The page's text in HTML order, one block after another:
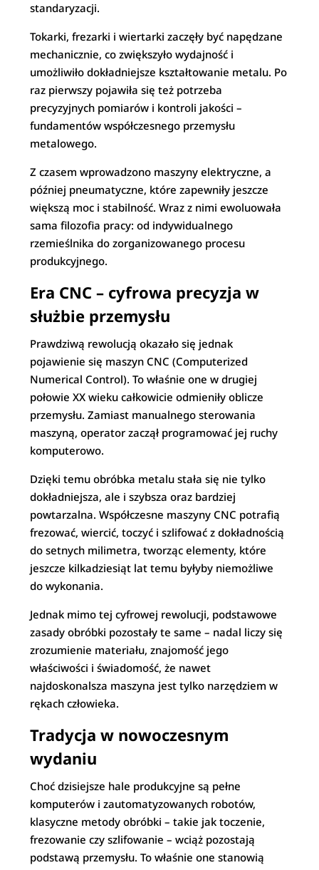
standaryzacji.
Tokarki, frezarki i wiertarki zaczęły być napędzane
mechanicznie, co zwiększyło wydajność i
umożliwiło dokładniejsze kształtowanie metalu. Po
raz pierwszy pojawiła się też potrzeba
precyzyjnych pomiarów i kontroli jakości –
fundamentów współczesnego przemysłu
metalowego.
Z czasem wprowadzono maszyny elektryczne, a
później pneumatyczne, które zapewniły jeszcze
większą moc i stabilność. Wraz z nimi ewoluowała
sama filozofia pracy: od indywidualnego
rzemieślnika do zorganizowanego procesu
produkcyjnego.
Era CNC – cyfrowa precyzja w
służbie przemysłu
Prawdziwą rewolucją okazało się jednak
pojawienie się maszyn CNC (Computerized
Numerical Control). To właśnie one w drugiej
połowie XX wieku całkowicie odmieniły oblicze
przemysłu. Zamiast manualnego sterowania
maszyną, operator zaczął programować jej ruchy
komputerowo.
Dzięki temu obróbka metalu stała się nie tylko
dokładniejsza, ale i szybsza oraz bardziej
powtarzalna. Współczesne maszyny CNC potrafią
frezować, wiercić, toczyć i szlifować z dokładnością
do setnych milimetra, tworząc elementy, które
jeszcze kilkadziesiąt lat temu byłyby niemożliwe
do wykonania.
Jednak mimo tej cyfrowej rewolucji, podstawowe
zasady obróbki pozostały te same – nadal liczy się
zrozumienie materiału, znajomość jego
właściwości i świadomość, że nawet
najdoskonalsza maszyna jest tylko narzędziem w
rękach człowieka.
Tradycja w nowoczesnym
wydaniu
Choć dzisiejsze hale produkcyjne są pełne
komputerów i zautomatyzowanych robotów,
klasyczne metody obróbki – takie jak toczenie,
frezowanie czy szlifowanie – wciąż pozostają
podstawą przemysłu. To właśnie one stanowią